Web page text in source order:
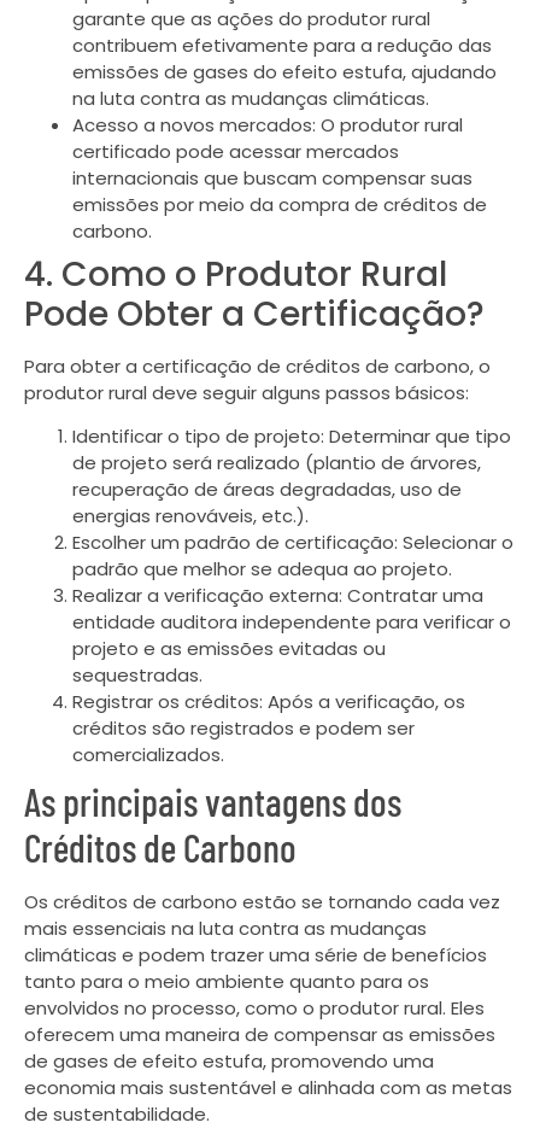
garante que as ações do produtor rural
contribuem efetivamente para a redução das
emissões de gases do efeito estufa, ajudando
na luta contra as mudanças climáticas.
Acesso a novos mercados: O produtor rural
certificado pode acessar mercados
internacionais que buscam compensar suas
emissões por meio da compra de créditos de
carbono.
4. Como o Produtor Rural
Pode Obter a Certificação?
Para obter a certificação de créditos de carbono, o
produtor rural deve seguir alguns passos básicos:
Identificar o tipo de projeto: Determinar que tipo
de projeto será realizado (plantio de árvores,
recuperação de áreas degradadas, uso de
energias renováveis, etc.).
Escolher um padrão de certificação: Selecionar o
padrão que melhor se adequa ao projeto.
Realizar a verificação externa: Contratar uma
entidade auditora independente para verificar o
projeto e as emissões evitadas ou
sequestradas.
Registrar os créditos: Após a verificação, os
créditos são registrados e podem ser
comercializados.
As principais vantagens dos
Créditos de Carbono
Os créditos de carbono estão se tornando cada vez
mais essenciais na luta contra as mudanças
climáticas e podem trazer uma série de benefícios
tanto para o meio ambiente quanto para os
envolvidos no processo, como o produtor rural. Eles
oferecem uma maneira de compensar as emissões
de gases de efeito estufa, promovendo uma
economia mais sustentável e alinhada com as metas
de sustentabilidade.